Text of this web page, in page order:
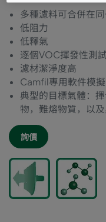
多種濾料可合併在
低阻力
低釋氣
逐個VOC揮發性測試
濾材潔淨度高
Camfil專用軟件模
典型的目標氣體：
物，難熔物質，以
詢價